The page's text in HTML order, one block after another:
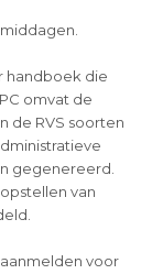
handboek die
omvat de
de RVS soorten
gegenereerd.
van
voor